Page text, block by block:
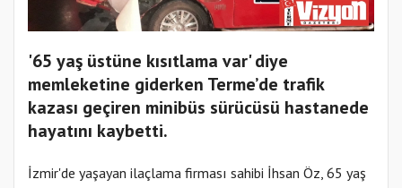
'65 yaş üstüne kısıtlama var' diye
memleketine giderken Terme’de trafik
kazası geçiren minibüs sürücüsü hastanede
hayatını kaybetti.
İzmir'de yaşayan ilaçlama firması sahibi İhsan Öz, 65 yaş